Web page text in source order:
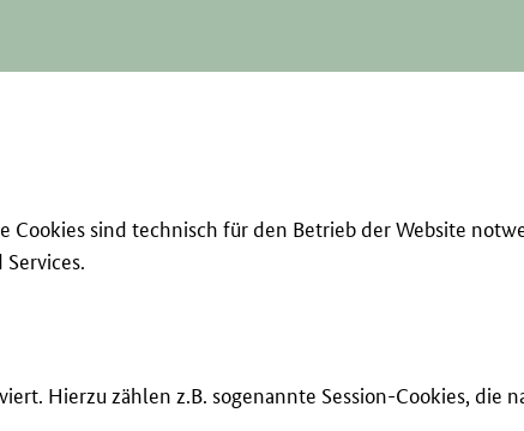
sind technisch für den Betrieb der Website
Hierzu zählen z.B. sogenannte Session-Cookies, die